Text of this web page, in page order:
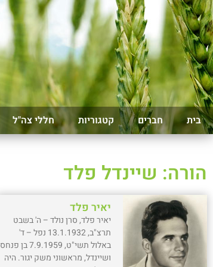
בית חברים קטגוריות חללי צה"ל
הורה: שיינדל פלד
יאיר פלד
יאיר פלד, סרן נולד – ה' בשבט
תרצ"ב, 13.1.1932 נפל – ד'
באלול תשי"ט, 7.9.1959 בן פנחס
ושיינדל, מראשוני משק יגור. היה